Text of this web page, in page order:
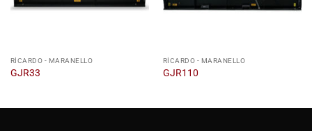
RICARDO - MARANELLO
GJR33
RICARDO - MARANELLO
GJR110